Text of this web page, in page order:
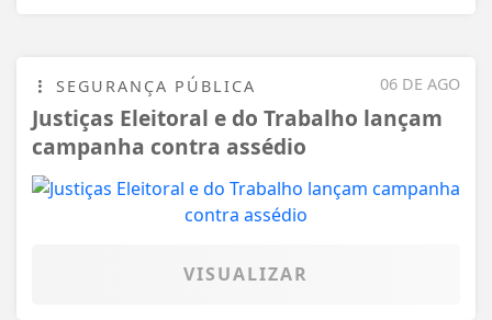
06 DE AGO
SEGURANÇA PÚBLICA
Justiças Eleitoral e do Trabalho lançam
campanha contra assédio
VISUALIZAR